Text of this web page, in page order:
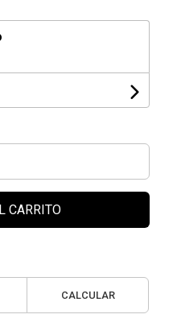
CARRITO
CALCULAR